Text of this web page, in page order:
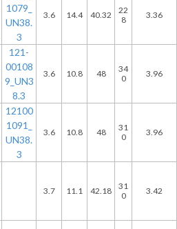
1079_
UN38.
3
3.6 14.4 40.32
22
8
3.36
121-
00108
9_UN3
8.3
3.6 10.8 48
34
0
3.96
12100
1091_
UN38.
3
3.6 10.8 48
31
0
3.96
3.7 11.1 42.18
31
0
3.42